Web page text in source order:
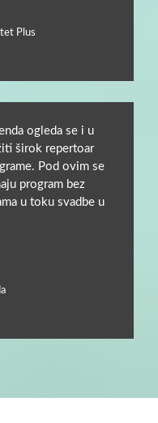
Plus
ogleda se i u
širok repertoar
Pod ovim se
program bez
u toku svadbe u